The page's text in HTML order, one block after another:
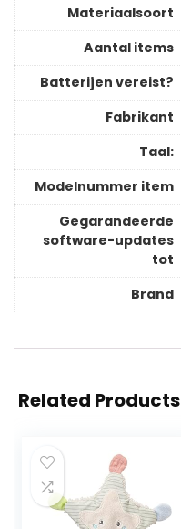
Materiaalsoort
Aantal items
Batterijen vereist?
Fabrikant
Taal:
Modelnummer item
Gegarandeerde
software-updates
tot
Brand
Related Products